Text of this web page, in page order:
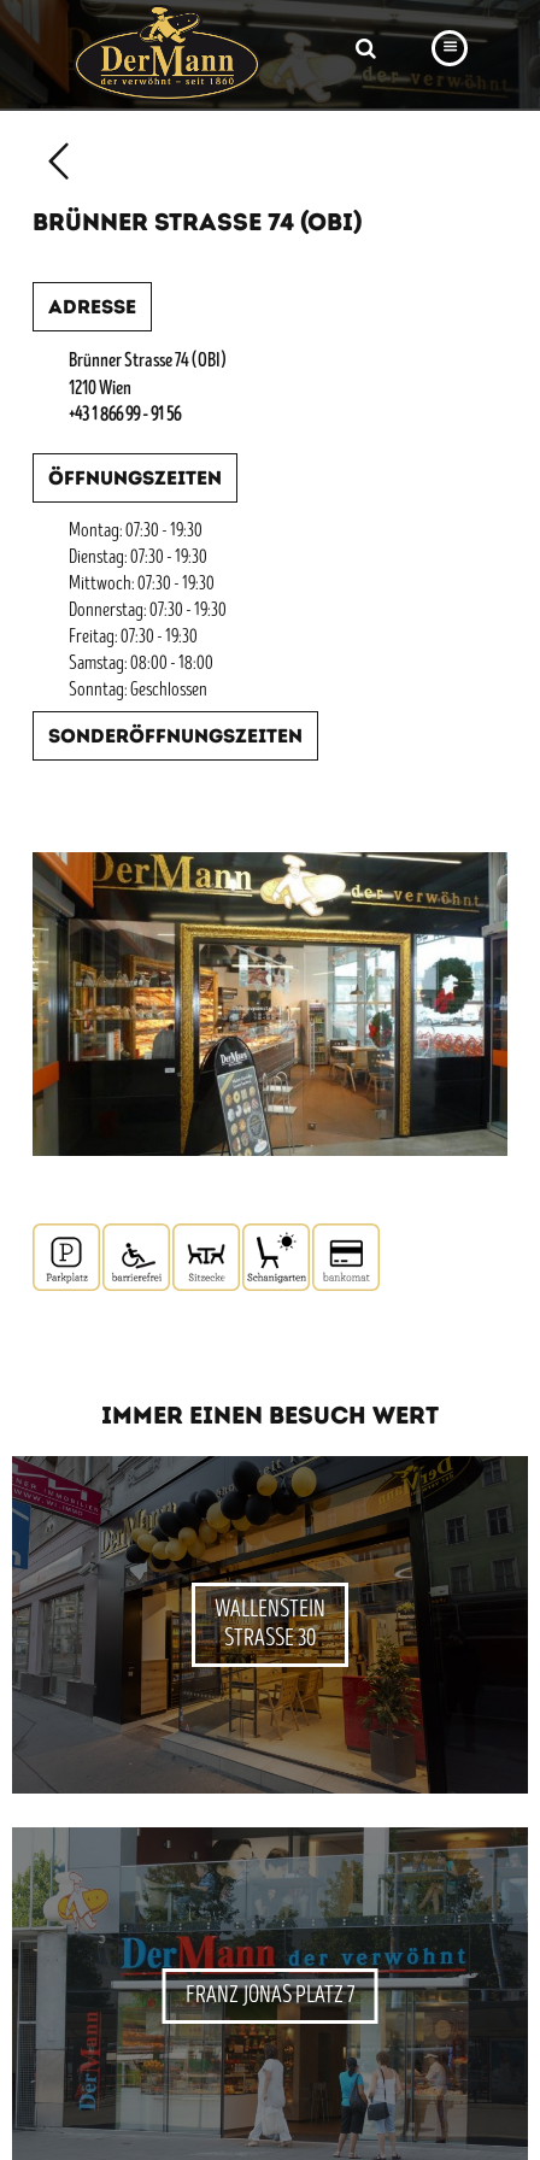
BÄCKEREI
BRÜNNER STRASSE 74 (OBI)
Adresse
Brünner Strasse 74 (OBI)
1210 Wien
+43 1 866 99 - 91 56
Öffnungszeiten
Montag: 07:30 - 19:30
Dienstag: 07:30 - 19:30
Mittwoch: 07:30 - 19:30
Donnerstag: 07:30 - 19:30
Freitag: 07:30 - 19:30
Samstag: 08:00 - 18:00
Sonntag: Geschlossen
Sonderöffnungszeiten
IMMER EINEN BESUCH WERT
WALLENSTEIN
STRASSE 30
FRANZ JONAS PLATZ 7